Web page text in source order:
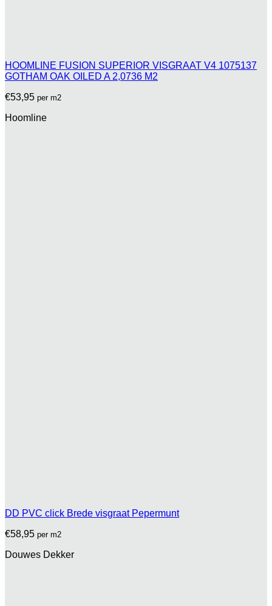
HOOMLINE FUSION SUPERIOR VISGRAAT V4 1075137
GOTHAM OAK OILED A 2,0736 M2
€53,95 per m2
Hoomline
DD PVC click Brede visgraat Pepermunt
€58,95 per m2
Douwes Dekker